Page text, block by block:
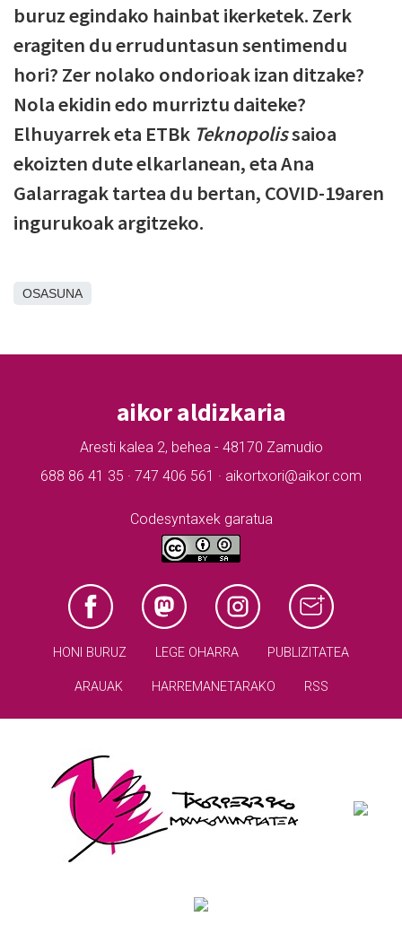
buruz egindako hainbat ikerketek. Zerk
eragiten du erruduntasun sentimendu
hori? Zer nolako ondorioak izan ditzake?
Nola ekidin edo murriztu daiteke?
Elhuyarrek eta ETBk Teknopolissaioa
ekoizten dute elkarlanean, eta Ana
Galarragak tartea du bertan, COVID-19aren
ingurukoak argitzeko.
OSASUNA
aikor aldizkaria
Aresti kalea 2, behea - 48170 Zamudio
688 86 41 35 · 747 406 561 · aikortxori@aikor.com
Codesyntaxek garatua
HONI BURUZ LEGE OHARRA PUBLIZITATEA
ARAUAK HARREMANETARAKO RSS